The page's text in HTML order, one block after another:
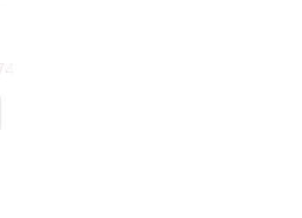
Silver Summer Fog